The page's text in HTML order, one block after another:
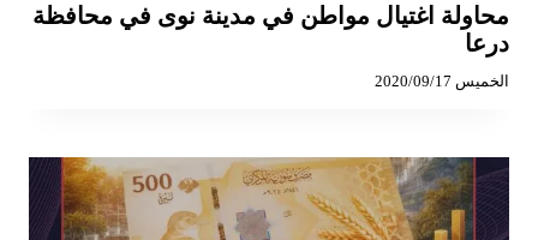
محاولة اغتيال مواطن في مدينة نوى في محافظة
درعا
الخميس 2020/09/17